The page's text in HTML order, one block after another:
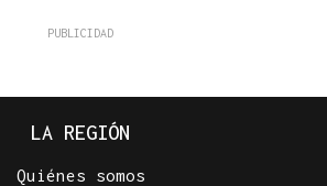
LA REGIÓN
Quiénes somos